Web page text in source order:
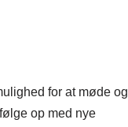
for at møde og
op med nye